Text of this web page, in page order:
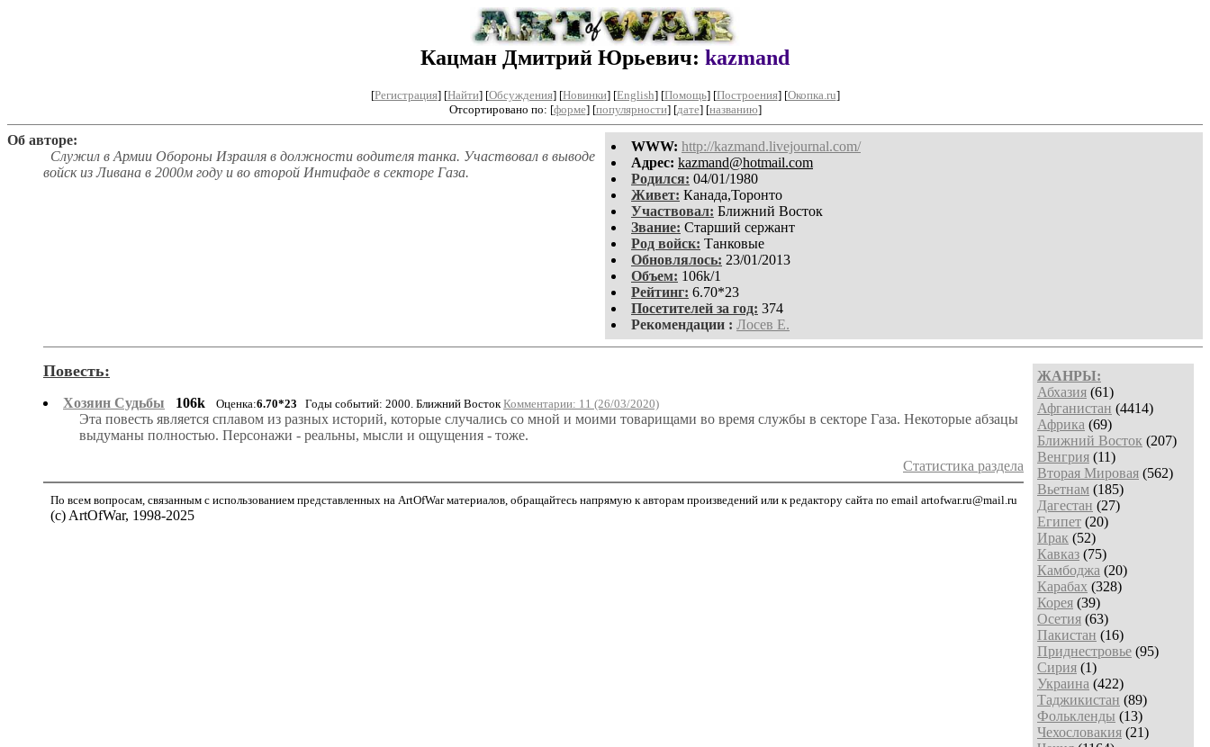
Кацман Дмитрий Юрьевич: kazmand
[Регистрация] [Найти] [Обсуждения] [Новинки] [English] [Помощь] [Построения] [Окопка.ru]
Отсортировано по: [форме] [популярности] [дате] [названию]
WWW: http://kazmand.livejournal.com/
Aдpeс: kazmand@hotmail.com
Родился: 04/01/1980
Живет: Канада,Торонто
Участвовал: Ближний Восток
Звание: Старший сержант
Род войск: Танковые
Обновлялось: 23/01/2013
Объем: 106k/1
Рейтинг: 6.70*23
Посетителей за год: 374
Рекомендации : Лосев Е.
Об авторе:
Служил в Армии Обороны Израиля в должности водителя танка. Участвовал в выводе
войск из Ливана в 2000м году и во второй Интифаде в секторе Газа.
ЖАНРЫ:
Абхазия (61)
Афганистан (4414)
Африка (69)
Ближний Восток (207)
Венгрия (11)
Вторая Мировая (562)
Вьетнам (185)
Дагестан (27)
Египет (20)
Ирак (52)
Кавказ (75)
Камбоджа (20)
Карабах (328)
Корея (39)
Осетия (63)
Пакистан (16)
Приднестровье (95)
Сирия (1)
Украина (422)
Таджикистан (89)
Фолькленды (13)
Чехословакия (21)
Повесть:
Хозяин Судьбы 106k Оценка:6.70*23 Годы событий: 2000. Ближний Восток Комментарии: 11 (26/03/2020)
Эта повесть является сплавом из разных историй, которые случались со мной и моими товарищами во время службы в секторе Газа. Некоторые абзацы
выдуманы полностью. Персонажи - реальны, мысли и ощущения - тоже.
Статистика раздела
По всем вопросам, связанным с использованием представленных на ArtOfWar материалов, обращайтесь напрямую к авторам произведений или к редактору сайта по email artofwar.ru@mail.ru
(с) ArtOfWar, 1998-2025